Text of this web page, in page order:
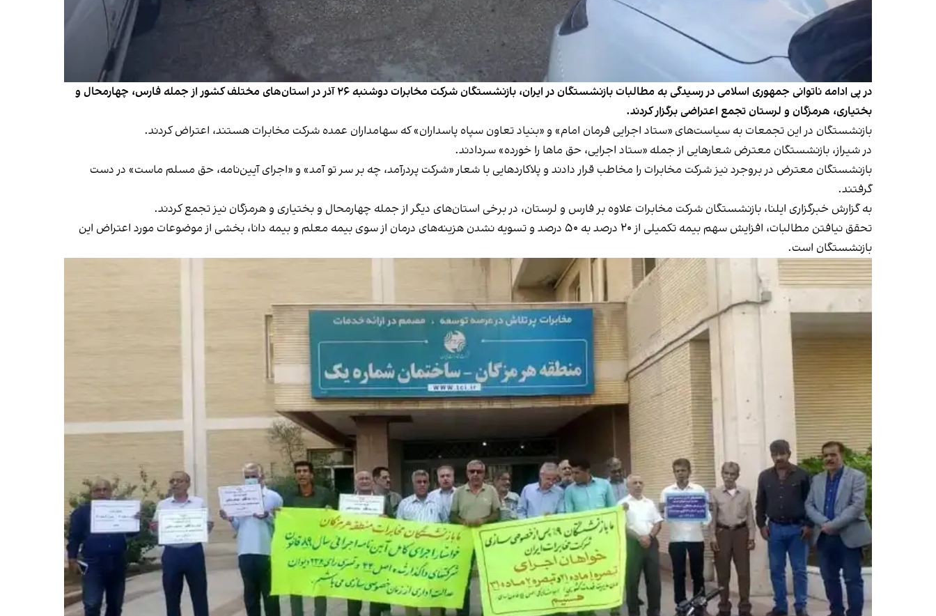
در پی ادامه ناتوانی جمهوری اسلامی در رسیدگی به مطالبات بازنشستگان در ایران، بازنشستگان شرکت مخابرات دوشنبه ۲۶ آذر در استان‌های مختلف کشور از جمله فارس، چهارمحال و
بختیاری، هرمزگان و لرستان تجمع اعتراضی برگزار کردند.
بازنشستگان در این تجمعات به سیاست‌های «ستاد اجرایی فرمان امام» و «بنیاد تعاون سپاه پاسداران» که سهامداران عمده شرکت مخابرات هستند، اعتراض کردند.
در شیراز، بازنشستگان معترض شعارهایی از جمله «ستاد اجرایی، حق ماها را خورده» سردادند.
بازنشستگان معترض در بروجرد نیز شرکت مخابرات را مخاطب قرار دادند و پلاکاردهایی با شعار «شرکت پردرآمد، چه بر سر تو آمد» و «اجرای آیین‌نامه، حق مسلم ماست» در دست
گرفتند.
به گزارش خبرگزاری ایلنا، بازنشستگان شرکت مخابرات علاوه بر فارس و لرستان، در برخی استان‌های دیگر از جمله چهارمحال و بختیاری و هرمزگان نیز تجمع کردند.
تحقق نیافتن مطالبات، افزایش سهم بیمه تکمیلی از ۲۰ درصد به ۵۰ درصد و تسویه نشدن هزینه‌های درمان از سوی بیمه معلم و بیمه دانا، بخشی از موضوعات مورد اعتراض این
بازنشستگان است.